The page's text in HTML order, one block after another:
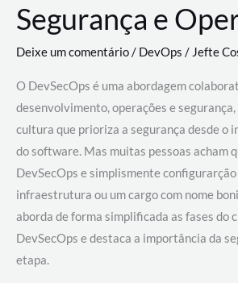
Segurança e
Deixe um comentário/ DevOps /Jefte
O DevSecOps é uma abordagem
desenvolvimento, operações e
cultura que prioriza a segurança desde o
do software. Mas muitas pessoas acham
DevSecOps e simplismente configurarção
infraestrutura ou um cargo com nome
aborda de forma simplificada as fases do
DevSecOps e destaca a importância da
etapa.